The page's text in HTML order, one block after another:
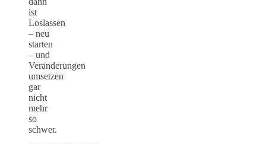
ist
Loslassen
– neu
starten
– und
Veränderungen
umsetzen
gar
nicht
mehr
so
schwer.